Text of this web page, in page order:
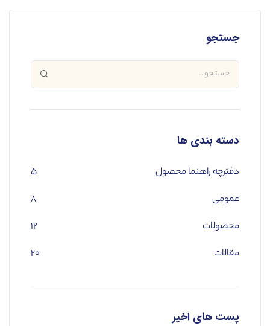
جستجو
دسته بندی ها
دفترچه راهنما محصول
۵
عمومی
۸
محصولات
۱۲
مقالات
۲۰
پست های اخیر